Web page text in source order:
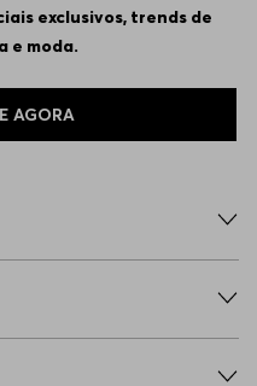
exclusivos, trends de
e moda.
AGORA